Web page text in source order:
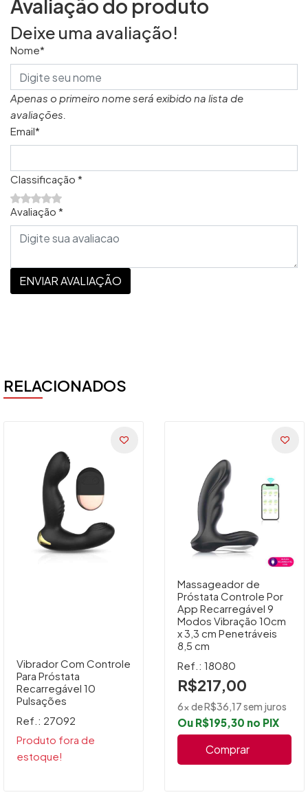
Avaliação do produto
Deixe uma avaliação!
Nome*
Apenas o primeiro nome será exibido na lista de
avaliações.
Email*
Classificação *
Avaliação *
ENVIAR AVALIAÇÃO
RELACIONADOS
Vibrador Com Controle
Para Próstata
Recarregável 10
Pulsações
Ref.: 27092
Produto fora de
estoque!
Massageador de
Próstata Controle Por
App Recarregável 9
Modos Vibração 10cm
x 3,3 cm Penetráveis
8,5 cm
Ref.: 18080
R$217,00
6x de R$36,17 sem juros
Ou R$195,30 no PIX
Comprar